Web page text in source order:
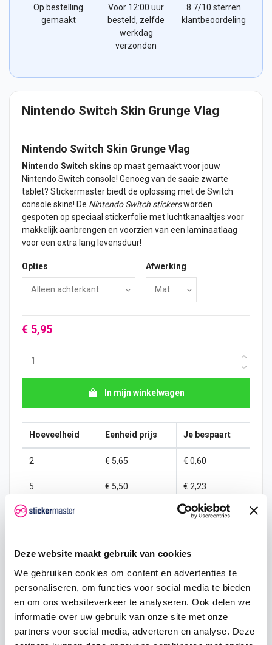
Deze website maakt gebruik van cookies
We gebruiken cookies om content en advertenties te
personaliseren, om functies voor social media te bieden
en om ons websiteverkeer te analyseren. Ook delen we
informatie over uw gebruik van onze site met onze
partners voor social media, adverteren en analyse. Deze
Op bestelling
gemaakt
Voor 12:00 uur
besteld, zelfde
werkdag
verzonden
8.7/10 sterren
klantbeoordeling
Nintendo Switch Skin Grunge Vlag
Nintendo Switch Skin Grunge Vlag
Nintendo Switch skins op maat gemaakt voor jouw
Nintendo Switch console! Genoeg van de saaie zwarte
tablet? Stickermaster biedt de oplossing met de Switch
console skins! De Nintendo Switch stickersworden
gespoten op speciaal stickerfolie met luchtkanaaltjes voor
makkelijk aanbrengen en voorzien van een laminaatlaag
voor een extra lang levensduur!
Opties Afwerking
€ 5,95
In mijn winkelwagen
Hoeveelheid Eenheid prijs Je bespaart
2 € 5,65 € 0,60
5 € 5,50 € 2,23
10 € 5,95
100 € 4,46 € 148,75
250 € 4,17 € 446,25
€ 1.190,00